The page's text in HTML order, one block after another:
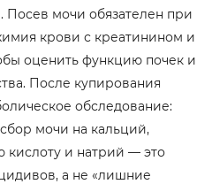
Посев мочи обязателен при
крови с креатинином и
оценить функцию почек и
После купирования
обследование:
мочи на кальций,
кислоту и натрий — это
а не «лишние